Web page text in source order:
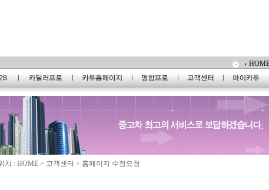
치 : HOME > 고객센터 > 홈페이지 수정요청